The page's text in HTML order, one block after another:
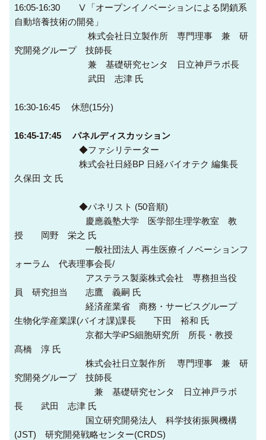
16:05-16:30 Ⅴ「オープンイノベーションによる閉鎖系
自動培養技術の開発」
株式会社日立製作所 専門理事 兼 研
究開発グループ 技師長
兼 基礎研究センタ 日立神戸ラボ長
武田 志津 氏
16:30-16:45 休憩(15分)
16:45-17:45 パネルディスカッション
◆ファシリテーター
株式会社日経BP 日経バイオテク 編集長
久保田 文 氏
◆パネリスト (50音順)
慶應義塾大学 医学部生理学教室 教
授 岡野 栄之 氏
一般社団法人 再生医療イノベーションフ
ォーラム 代表理事会長/
アステラス製薬株式会社 専務担当役
員 研究担当 志鷹 義嗣 氏
経済産業省 商務・サービスグループ
生物化学産業課(バイオ課)課長 下田 裕和 氏
京都大学iPS細胞研究所 所長・教授
髙橋 淳 氏
株式会社日立製作所 専門理事 兼 研
究開発グループ 技師長
兼 基礎研究センタ 日立神戸ラボ
長 武田 志津 氏
国立研究開発法人 科学技術振興機構
(JST) 研究開発戦略センター(CRDS)